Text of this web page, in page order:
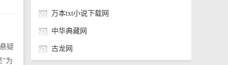
疑
为
万本txt小说下载网
中华典藏网
古龙网